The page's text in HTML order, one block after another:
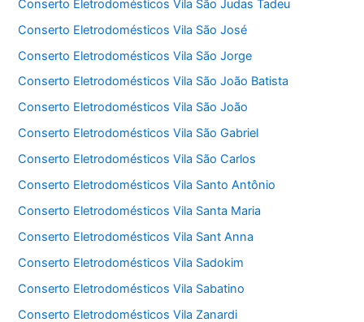
Conserto Eletrodomésticos Vila São Judas Tadeu
Conserto Eletrodomésticos Vila São José
Conserto Eletrodomésticos Vila São Jorge
Conserto Eletrodomésticos Vila São João Batista
Conserto Eletrodomésticos Vila São João
Conserto Eletrodomésticos Vila São Gabriel
Conserto Eletrodomésticos Vila São Carlos
Conserto Eletrodomésticos Vila Santo Antônio
Conserto Eletrodomésticos Vila Santa Maria
Conserto Eletrodomésticos Vila Sant Anna
Conserto Eletrodomésticos Vila Sadokim
Conserto Eletrodomésticos Vila Sabatino
Conserto Eletrodomésticos Vila Zanardi